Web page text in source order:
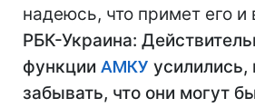
надеюсь, что примет его и
РБК-Украина:
функции АМКУ усилились,
забывать, что они могут